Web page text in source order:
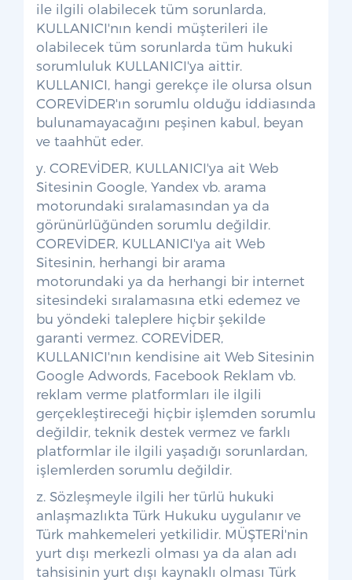
ile ilgili olabilecek tüm sorunlarda,
KULLANICI'nın kendi müşterileri ile
olabilecek tüm sorunlarda tüm hukuki
sorumluluk KULLANICI'ya aittir.
KULLANICI, hangi gerekçe ile olursa olsun
COREVİDER'ın sorumlu olduğu iddiasında
bulunamayacağını peşinen kabul, beyan
ve taahhüt eder.
y. COREVİDER, KULLANICI'ya ait Web
Sitesinin Google, Yandex vb. arama
motorundaki sıralamasından ya da
görünürlüğünden sorumlu değildir.
COREVİDER, KULLANICI'ya ait Web
Sitesinin, herhangi bir arama
motorundaki ya da herhangi bir internet
sitesindeki sıralamasına etki edemez ve
bu yöndeki taleplere hiçbir şekilde
garanti vermez. COREVİDER,
KULLANICI'nın kendisine ait Web Sitesinin
Google Adwords, Facebook Reklam vb.
reklam verme platformları ile ilgili
gerçekleştireceği hiçbir işlemden sorumlu
değildir, teknik destek vermez ve farklı
platformlar ile ilgili yaşadığı sorunlardan,
işlemlerden sorumlu değildir.
z. Sözleşmeyle ilgili her türlü hukuki
anlaşmazlıkta Türk Hukuku uygulanır ve
Türk mahkemeleri yetkilidir. MÜŞTERİ'nin
yurt dışı merkezli olması ya da alan adı
tahsisinin yurt dışı kaynaklı olması Türk